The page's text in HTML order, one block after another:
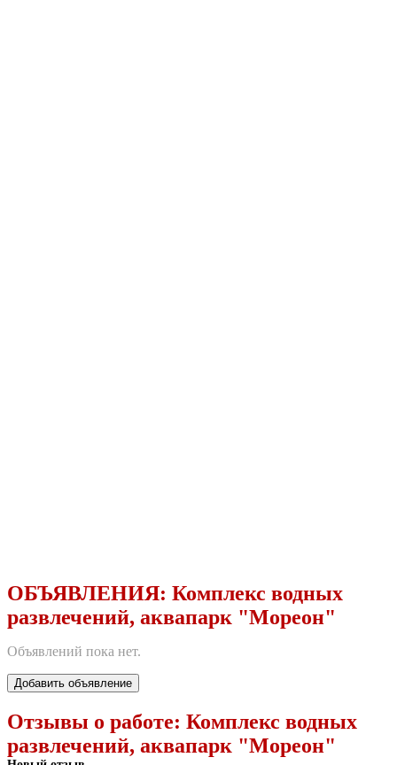
ОБЪЯВЛЕНИЯ: Комплекс водных
развлечений, аквапарк "Мореон"
Объявлений пока нет.
Добавить объявление
Отзывы о работе: Комплекс водных
развлечений, аквапарк "Мореон"